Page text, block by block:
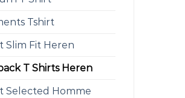
Tshirt
Slim Fit Heren
T Shirts Heren
Selected Homme